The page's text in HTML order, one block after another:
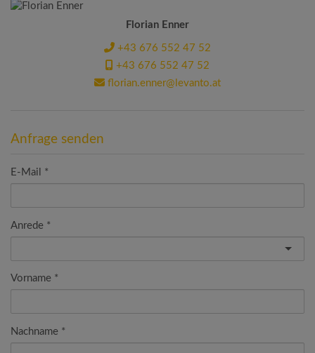
Florian Enner
+43 676 552 47 52
+43 676 552 47 52
florian.enner@levanto.at
Anfrage senden
E-Mail
Anrede
Vorname
Nachname